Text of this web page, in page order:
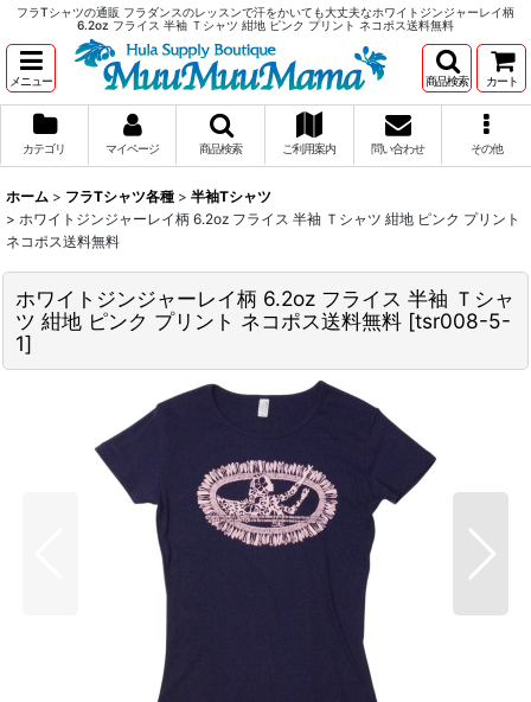
フラTシャツの通販 フラダンスのレッスンで汗をかいても大丈夫なホワイトジンジャーレイ柄
6.2oz フライス 半袖 Ｔシャツ 紺地 ピンク プリント ネコポス送料無料
メニュー 商品検索 カート
カテゴリ マイページ 商品検索 ご利用案内 問い合わせ その他
ホーム > フラTシャツ各種 > 半袖Tシャツ
> ホワイトジンジャーレイ柄 6.2oz フライス 半袖 Ｔシャツ 紺地 ピンク プリント
ネコポス送料無料
ホワイトジンジャーレイ柄 6.2oz フライス 半袖 Ｔシャ
ツ 紺地 ピンク プリント ネコポス送料無料 [tsr008-5-
1]